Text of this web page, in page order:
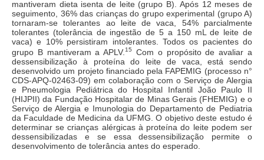
mantiveram dieta isenta de leite (grupo B). Após 12 meses de
seguimento, 36% das crianças do grupo experimental (grupo A)
tornaram-se tolerantes ao leite de vaca, 54% parcialmente
tolerantes (tolerância de ingestão de 5 a 150 mL de leite de
vaca) e 10% persistiram intolerantes. Todos os pacientes do
grupo B mantiveram a APLV.15
Com o propósito de avaliar a
dessensibilização à proteína do leite de vaca, está sendo
desenvolvido um projeto financiado pela FAPEMIG (processo n°
CDS-APQ-02463-09) em colaboração com o Serviço de Alergia
e Pneumologia Pediátrica do Hospital Infantil João Paulo II
(HIJPII) da Fundação Hospitalar de Minas Gerais (FHEMIG) e o
Serviço de Alergia e Imunologia do Departamento de Pediatria
da Faculdade de Medicina da UFMG. O objetivo deste estudo é
determinar se crianças alérgicas à proteína do leite podem ser
dessensibilizadas e se essa dessensibilização permite o
desenvolvimento de tolerância antes do esperado.